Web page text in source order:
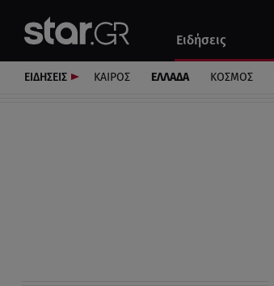
Ειδήσεις
Αυτοκίνητο
ΕΙΔΗΣΕΙΣ ΚΑΙΡΟΣ ΕΛΛΑΔΑ ΚΟΣΜΟΣ